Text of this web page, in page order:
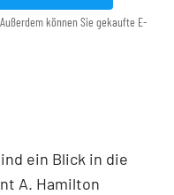
können Sie gekaufte E-
ein Blick in die
A. Hamilton